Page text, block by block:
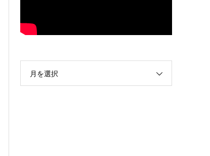
月を選択